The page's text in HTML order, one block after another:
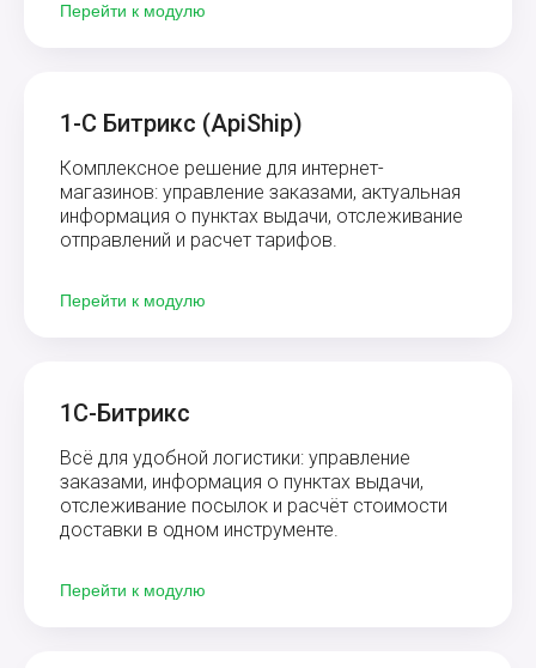
Перейти к модулю
1-С Битрикс (ApiShip)
Комплексное решение для интернет-
магазинов: управление заказами, актуальная
информация о пунктах выдачи, отслеживание
отправлений и расчет тарифов.
Перейти к модулю
1С-Битрикс
Всё для удобной логистики: управление
заказами, информация о пунктах выдачи,
отслеживание посылок и расчёт стоимости
доставки в одном инструменте.
Перейти к модулю